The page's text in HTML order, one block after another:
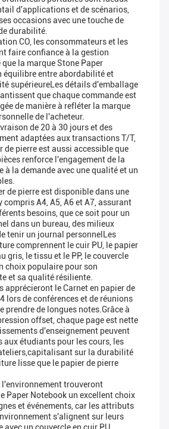
d'applications et de scénarios,
occasions avec une touche de
durabilité.
CO, les consommateurs et les
faire confiance à la gestion
la marque Stone Paper
équilibre entre abordabilité et
supérieureLes détails d'emballage
que chaque commande est
de manière à refléter la marque
de l'acheteur.
de 20 à 30 jours et des
adaptées aux transactions T/T,
de pierre est aussi accessible que
renforce l'engagement de la
à la demande avec une qualité et un
de pierre est disponible dans une
compris A4, A5, A6 et A7, assurant
besoins, que ce soit pour un
dans un bureau, des milieux
tenir un journal personnelLes
comprennent le cuir PU, le papier
gris, le tissu et le PP, le couvercle
choix populaire pour son
et sa qualité résiliente.
apprécieront le Carnet en papier de
lors de conférences et de réunions
prendre de longues notes.Grâce à
offset, chaque page est nette
d'enseignement peuvent
aux étudiants pour les cours, les
sur la durabilité
lisse que le papier de pierre
l'environnement trouveront
Paper Notebook un excellent choix
et événements, car les attributs
s'alignent sur leurs